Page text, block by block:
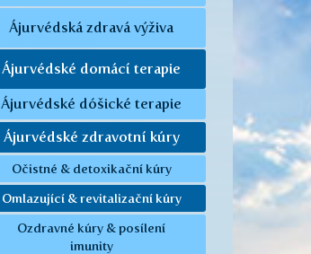
Ájurvédská zdravá výživa
Ájurvédské domácí terapie
Ájurvédské dóšické terapie
Ájurvédské zdravotní kúry
Očistné & detoxikační kúry
Omlazující & revitalizační kúry
Ozdravné kúry & posílení
imunity